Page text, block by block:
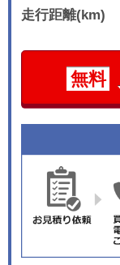
走行距離(km)
無料